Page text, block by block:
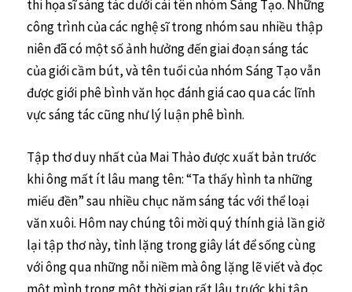
thi họa sĩ sáng tác dưới cái tên nhóm Sáng Tạo. Những
công trình của các nghệ sĩ trong nhóm sau nhiều thập
niên đã có một số ảnh hưởng đến giai đoạn sáng tác
của giới cầm bút, và tên tuổi của nhóm Sáng Tạo vẫn
được giới phê bình văn học đánh giá cao qua các lĩnh
vực sáng tác cũng như lý luận phê bình.
Tập thơ duy nhất của Mai Thảo được xuất bản trước
khi ông mất ít lâu mang tên: “Ta thấy hình ta những
miếu đền” sau nhiều chục năm sáng tác với thể loại
văn xuôi. Hôm nay chúng tôi mời quý thính giả lần giở
lại tập thơ này, tỉnh lặng trong giây lát để sống cùng
với ông qua những nỗi niềm mà ông lặng lẽ viết và đọc